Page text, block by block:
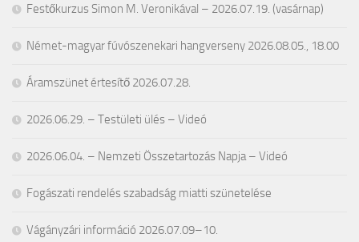
Festőkurzus Simon M. Veronikával – 2026.07.19. (vasárnap)
Német-magyar fúvószenekari hangverseny 2026.08.05., 18.00
Áramszünet értesítő 2026.07.28.
2026.06.29. – Testületi ülés – Videó
2026.06.04. – Nemzeti Összetartozás Napja – Videó
Fogászati rendelés szabadság miatti szünetelése
Vágányzári információ 2026.07.09–10.